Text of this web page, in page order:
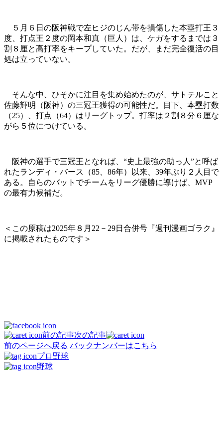
５月６日の阪神戦で左ヒジのじん帯を損傷した本塁打王３
度、打点王２度の岡本和真（巨人）は、ケガをするまでは３
割８厘と高打率をキープしていた。だが、まだ完全復活の目
処は立っていない。
そんな中、ひそかに注目を集め始めたのが、サトテルこと
佐藤輝明（阪神）の三冠王獲得の可能性だ。目下、本塁打数
（25）、打点（64）はリーグトップ。打率は２割８分６厘な
がら５位につけている。
阪神の選手で三冠王となれば、“史上最強の助っ人”と呼ば
れたランディ・バース（85、86年）以来、39年ぶり２人目で
ある。自らのバットでチームをリーグ優勝に導けば、MVP
の最有力候補だ。
＜この原稿は2025年８月22－29日合併号『週刊漫画ゴラク』
に掲載されたものです＞
前の記事次の記事
前のページへ戻る バックナンバーはこちら
プロ野球
野球